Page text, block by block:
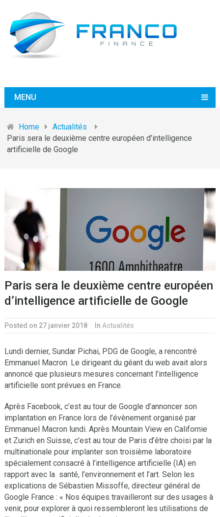
MENU
Home
Actualités
Paris sera le deuxième centre européen d’intelligence
artificielle de Google
Paris sera le deuxième centre européen
d’intelligence artificielle de Google
Posted on 27 janvier 2018 In Actualités
Lundi dernier, Sundar Pichai, PDG de Google, a rencontré
Emmanuel Macron. Le dirigeant du géant du web avait alors
annoncé que plusieurs mesures concernant l’intelligence
artificielle sont prévues en France.
Après Facebook, c’est au tour de Google d’annoncer son
implantation en France lors de l’évènement organisé par
Emmanuel Macron lundi. Après Mountain View en Californie
et Zurich en Suisse, c’est au tour de Paris d’être choisi par la
multinationale pour implanter son troisième laboratoire
spécialement consacré à l’intelligence artificielle (IA) en
rapport avec la santé, l’environnement et l’art. Selon les
explications de Sébastien Missoffe, directeur général de
Google France : « Nos équipes travailleront sur des usages à
venir, pour explorer à quoi ressembleront les utilisations de